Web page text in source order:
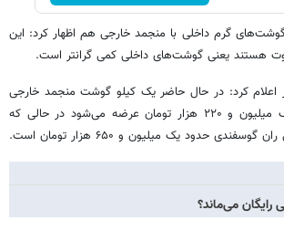
گرم داخلی با منجمد خارجی هم اظهار کرد: این
هستند یعنی گوشت‌های داخلی کمی گرانتر است.
اعلام کرد: در حال حاضر یک کیلو گوشت منجمد خارجی
در بازار با نرخ حدود یک میلیون و ۲۲۰ هزار تومان عرضه می‌شود در حالی که
حدود یک میلیون و ۶۵۰ هزار تومان است.
رایگان می‌ماند؟